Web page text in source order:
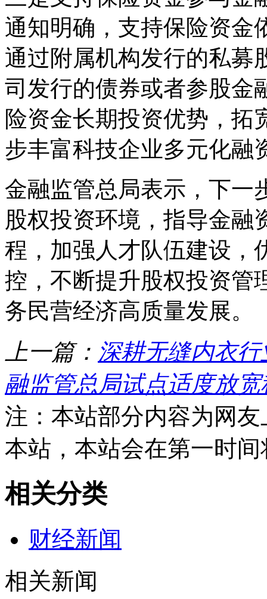
通知明确，支持保险资金
通过附属机构发行的私募
司发行的债券或者参股金
险资金长期投资优势，拓
步丰富科技企业多元化融
金融监管总局表示，下一
股权投资环境，指导金融
程，加强人才队伍建设，
控，不断提升股权投资管
务民营经济高质量发展。
上一篇： 深耕无缝内衣
融监管总局试点适度放
注：本站部分内容为网
本站，本站会在第一时
相关分类
财经新闻
相关新闻